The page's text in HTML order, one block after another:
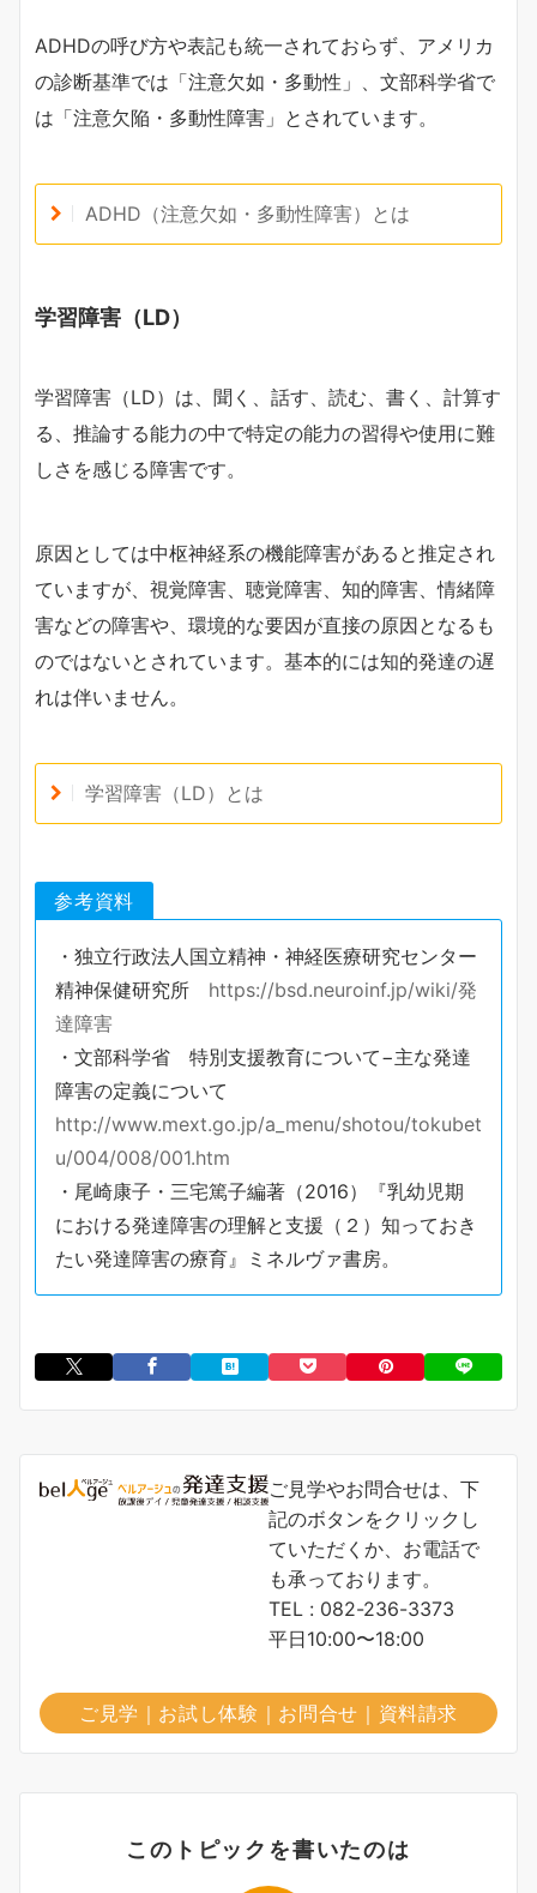
ADHDの呼び方や表記も統一されておらず、アメリカ
の診断基準では「注意欠如・多動性」、文部科学省で
は「注意欠陥・多動性障害」とされています。
ADHD（注意欠如・多動性障害）とは
学習障害（LD）
学習障害（LD）は、聞く、話す、読む、書く、計算す
る、推論する能力の中で特定の能力の習得や使用に難
しさを感じる障害です。
原因としては中枢神経系の機能障害があると推定され
ていますが、視覚障害、聴覚障害、知的障害、情緒障
害などの障害や、環境的な要因が直接の原因となるも
のではないとされています。基本的には知的発達の遅
れは伴いません。
学習障害（LD）とは
参考資料
・独立行政法人国立精神・神経医療研究センター
精神保健研究所 https://bsd.neuroinf.jp/wiki/発
達障害
・文部科学省 特別支援教育について−主な発達
障害の定義について
http://www.mext.go.jp/a_menu/shotou/tokubet
u/004/008/001.htm
・尾崎康子・三宅篤子編著（2016）『乳幼児期
における発達障害の理解と支援（２）知っておき
たい発達障害の療育』ミネルヴァ書房。
ご見学やお問合せは、下
記のボタンをクリックし
ていただくか、お電話で
も承っております。
TEL : 082-236-3373
平日10:00〜18:00
ご見学｜お試し体験｜お問合せ｜資料請求
このトピックを書いたのは